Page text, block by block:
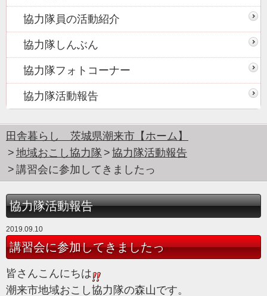
協力隊員の活動紹介
協力隊しんぶん
協力隊フォトコーナー
協力隊活動報告
田舎暮らし 茨城県潮来市【ホーム】
地域おこし協力隊
協力隊活動報告
講習会に参加してきましたっ
協力隊活動報告
2019.09.10
講習会に参加してきましたっ
皆さんこんにちは
潮来市地域おこし協力隊の森山です。